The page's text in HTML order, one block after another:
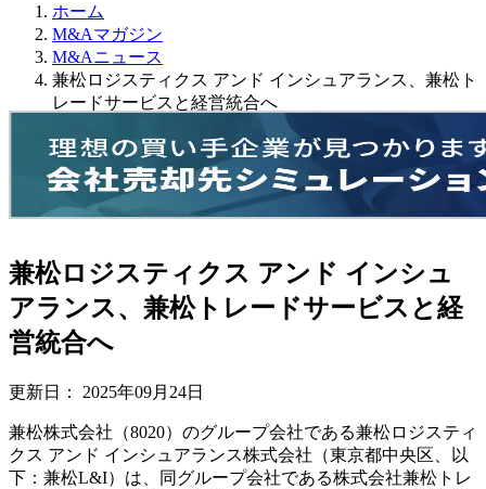
ホーム
M&Aマガジン
M&Aニュース
兼松ロジスティクス アンド インシュアランス、兼松ト
レードサービスと経営統合へ
兼松ロジスティクス アンド インシュ
アランス、兼松トレードサービスと経
営統合へ
更新日： 2025年09月24日
兼松株式会社（8020）のグループ会社である兼松ロジスティ
クス アンド インシュアランス株式会社（東京都中央区、以
下：兼松L&I）は、同グループ会社である株式会社兼松トレ